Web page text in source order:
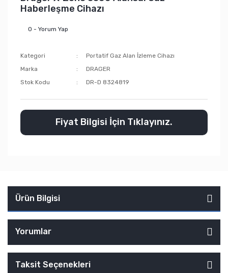
Haberleşme Cihazı
0 - Yorum Yap
Kategori
Portatif Gaz Alan İzleme Cihazı
Marka
DRAGER
Stok Kodu
DR-D 8324819
Fiyat Bilgisi İçin Tıklayınız.
Ürün Bilgisi
Yorumlar
Taksit Seçenekleri